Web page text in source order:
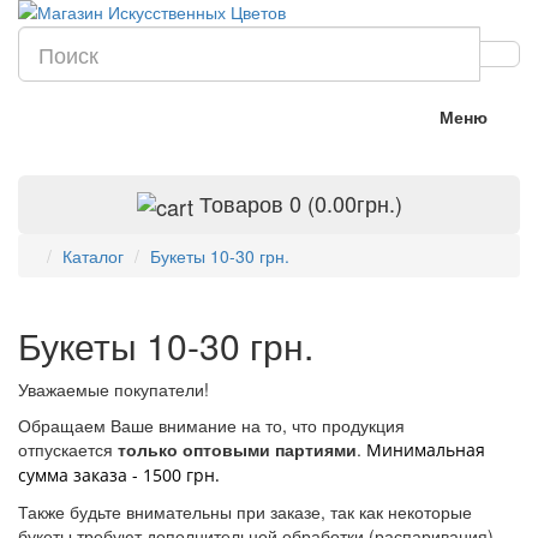
Меню
Товаров 0 (0.00грн.)
Каталог Букеты 10-30 грн.
Букеты 10-30 грн.
Уважаемые покупатели!
Обращаем Ваше внимание на то, что продукция
отпускается только оптовыми партиями. Минимальная
сумма заказа - 1500 грн.
Также будьте внимательны при заказе, так как некоторые